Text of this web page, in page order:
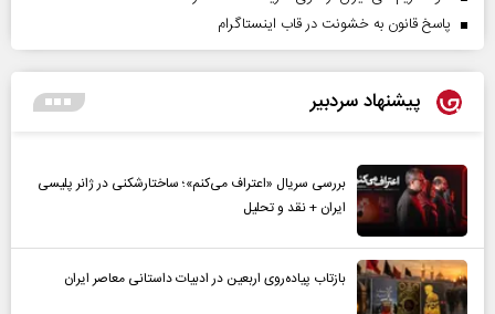
پاسخ قانون به خشونت در قاب اینستاگرام
پیشنهاد سردبیر
بررسی سریال «اعتراف می‌کنم»؛ ساختارشکنی در ژانر پلیسی
ایران + نقد و تحلیل
بازتاب پیاده‌روی اربعین در ادبیات داستانی معاصر ایران